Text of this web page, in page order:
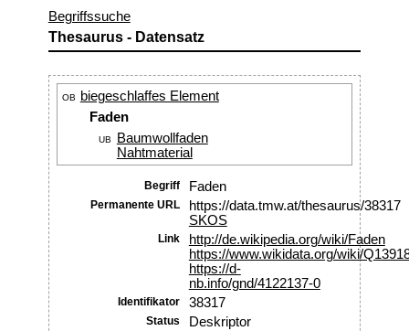
Begriffssuche
Thesaurus - Datensatz
OB
biegeschlaffes Element
Faden
UB
Baumwollfaden
Nahtmaterial
Begriff Faden
Permanente URL
https://data.tmw.at/thesaurus/38317
SKOS
Link
http://de.wikipedia.org/wiki/Faden
https://www.wikidata.org/wiki/
https://d-
nb.info/gnd/4122137-0
Identifikator 38317
Status Deskriptor